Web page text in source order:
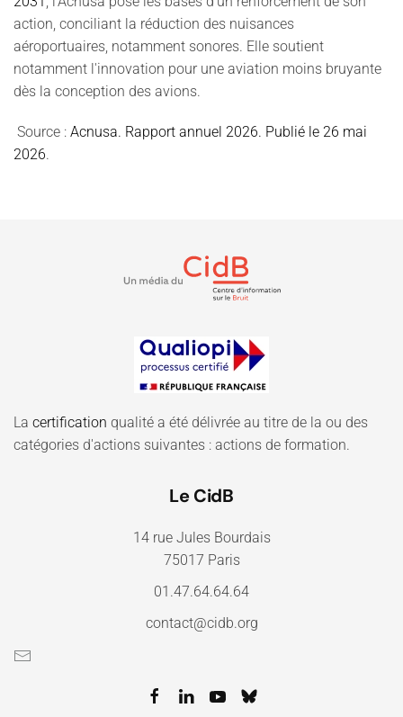
action, conciliant la réduction des nuisances
aéroportuaires, notamment sonores. Elle soutient
notamment l'innovation pour une aviation moins bruyante
dès la conception des avions.
Source : Acnusa. Rapport annuel 2026. Publié le 26 mai
2026.
La certification qualité a été délivrée au titre de la ou des
catégories d'actions suivantes : actions de formation.
Le CidB
14 rue Jules Bourdais
75017 Paris
01.47.64.64.64
contact@cidb.org